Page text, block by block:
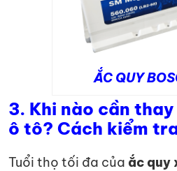
ẮC QUY
3. Khi nào cần
ô tô? Cách kiểm
Tuổi thọ tối đa của ắc quy